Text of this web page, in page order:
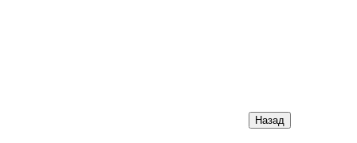
Назад